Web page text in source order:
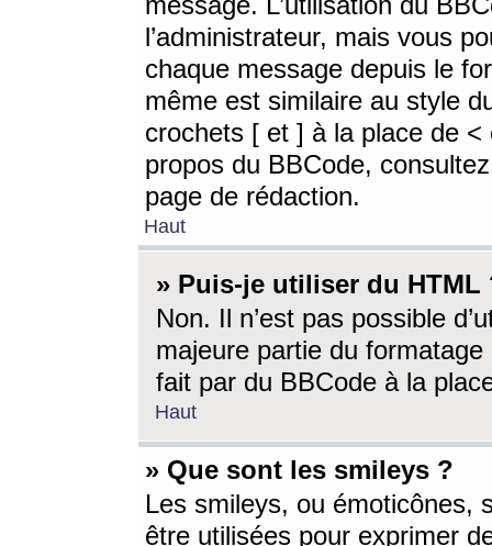
l’administrateur, mais vous
chaque message depuis le
même est similaire au style
crochets [ et ] à la place de <
propos du BBCode,
page de rédaction.
Haut
» Puis-je utiliser du HTML
Non. Il n’est pas possible
majeure partie du
fait par du BBCode à la
Haut
» Que sont les smileys ?
Les smileys, ou émoticônes,
être utilisées pour exprimer